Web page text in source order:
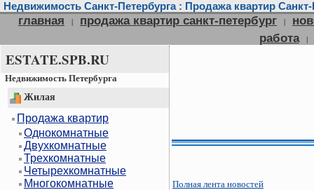
Недвижимость Санкт-Петербурга : Продажа квартир
главная | продажа квартир санкт-петербург |
работа
|
ESTATE.SPB.RU
Недвижимость Петербурга
Жилая
Продажа квартир
Однокомнатные
Двухкомнатные
Трехкомнатные
Четырехкомнатные
Многокомнатные
Полная лента новостей